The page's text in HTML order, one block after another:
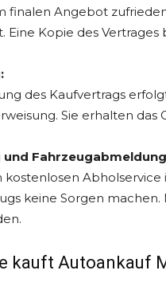
finalen Angebot
Eine Kopie des
des Kaufvertrags
Sie erhalten
keine Sorgen
kauft Autoankauf